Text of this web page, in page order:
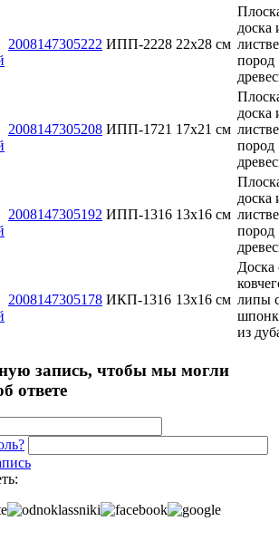
2008147305222 ИПП-2228 22х28 см
доска
пород
2008147305208 ИПП-1721 17х21 см
доска
пород
2008147305192 ИПП-1316 13x16 см
доска
пород
2008147305178 ИКП-1316 13x16 см
Доска
липы
из
запись, чтобы мы могли
ответе